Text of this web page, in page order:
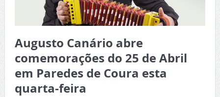
Augusto Canário abre
comemorações do 25 de Abril
em Paredes de Coura esta
quarta-feira